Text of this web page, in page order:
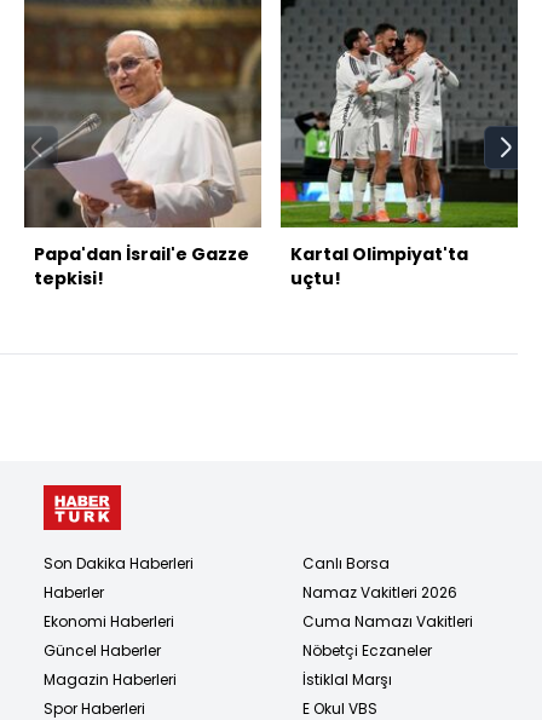
Papa'dan İsrail'e Gazze
tepkisi!
Kartal Olimpiyat'ta
uçtu!
Son Dakika Haberleri
Haberler
Ekonomi Haberleri
Güncel Haberler
Magazin Haberleri
Spor Haberleri
Canlı Borsa
Namaz Vakitleri 2026
Cuma Namazı Vakitleri
Nöbetçi Eczaneler
İstiklal Marşı
E Okul VBS